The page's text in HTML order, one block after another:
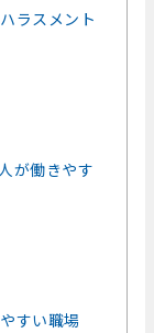
ラスメント
が働きやす
すい職場